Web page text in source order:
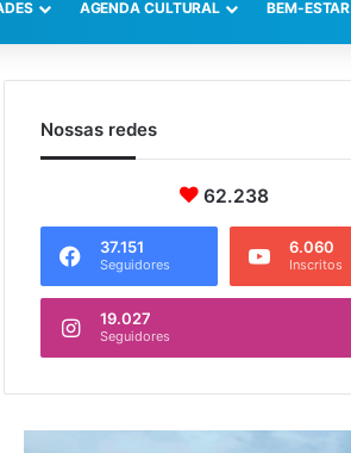
AGENDA CULTURAL BEM-ESTAR
Nossas redes
62.238
37.151
Seguidores
6.060
Inscritos
19.027
Seguidores